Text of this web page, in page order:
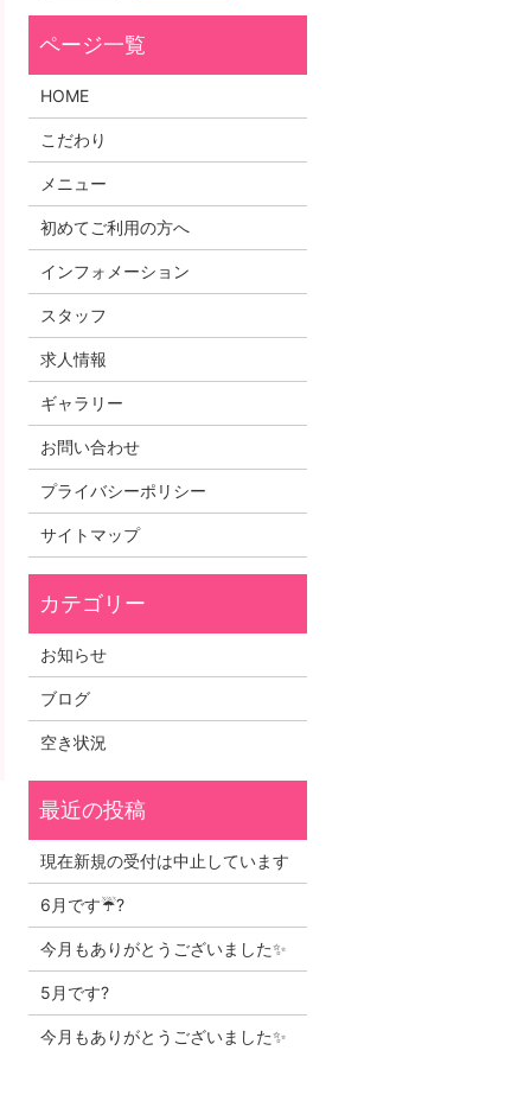
HOME
こだわり
メニュー
初めてご利用の方へ
インフォメーション
スタッフ
求人情報
ギャラリー
お問い合わせ
プライバシーポリシー
サイトマップ
お知らせ
ブログ
空き状況
現在新規の受付は中止しています
6月です☔?
今月もありがとうございました✨
5月です?
今月もありがとうございました✨